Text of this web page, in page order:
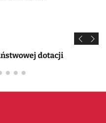
dotacji